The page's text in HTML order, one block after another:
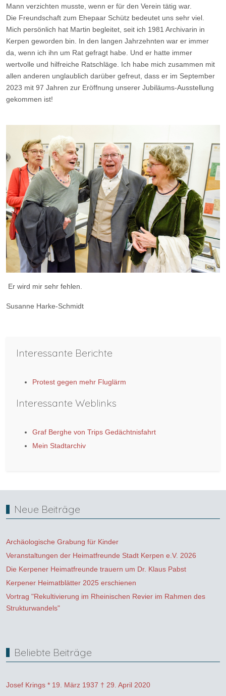
Mann verzichten musste, wenn er für den Verein tätig war.
Die Freundschaft zum Ehepaar Schütz bedeutet uns sehr viel.
Mich persönlich hat Martin begleitet, seit ich 1981 Archivarin in
Kerpen geworden bin. In den langen Jahrzehnten war er immer
da, wenn ich ihn um Rat gefragt habe. Und er hatte immer
wertvolle und hilfreiche Ratschläge. Ich habe mich zusammen mit
allen anderen unglaublich darüber gefreut, dass er im September
2023 mit 97 Jahren zur Eröffnung unserer Jubiläums-Ausstellung
gekommen ist!
Er wird mir sehr fehlen.
Susanne Harke-Schmidt
Interessante Berichte
Protest gegen mehr Fluglärm
Interessante Weblinks
Graf Berghe von Trips Gedächtnisfahrt
Mein Stadtarchiv
Neue Beiträge
Archäologische Grabung für Kinder
Veranstaltungen der Heimatfreunde Stadt Kerpen e.V. 2026
Die Kerpener Heimatfreunde trauern um Dr. Klaus Pabst
Kerpener Heimatblätter 2025 erschienen
Vortrag "Rekultivierung im Rheinischen Revier im Rahmen des
Strukturwandels"
Beliebte Beiträge
Josef Krings * 19. März 1937 † 29. April 2020